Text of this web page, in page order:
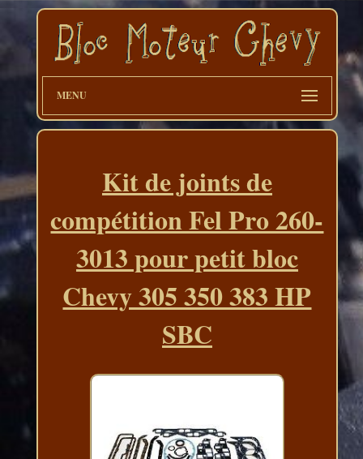
MENU
Kit de joints de
compétition Fel Pro 260-
3013 pour petit bloc
Chevy 305 350 383 HP
SBC